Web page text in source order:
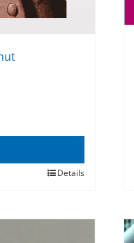
Details